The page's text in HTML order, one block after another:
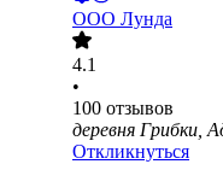
ООО Лунда
4.1
•
100 отзывов
деревня Грибки,
Откликнуться